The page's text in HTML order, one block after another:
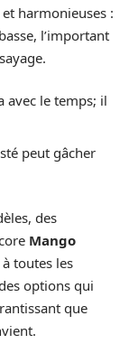
harmonieuses :
l’important
avec le temps; il
peut gâcher
des
Mango
toutes les
options qui
que